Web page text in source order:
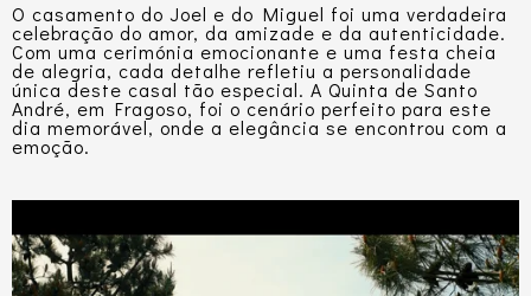
O casamento do Joel e do Miguel foi uma verdadeira
celebração do amor, da amizade e da autenticidade.
Com uma cerimónia emocionante e uma festa cheia
de alegria, cada detalhe refletiu a personalidade
única deste casal tão especial. A Quinta de Santo
André, em Fragoso, foi o cenário perfeito para este
dia memorável, onde a elegância se encontrou com a
emoção.